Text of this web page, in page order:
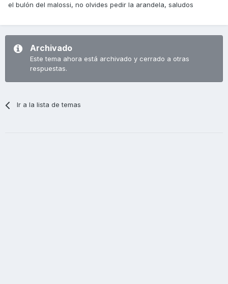
el bulón del malossi, no olvides pedir la arandela, saludos
Archivado
Este tema ahora está archivado y cerrado a otras
respuestas.
Ir a la lista de temas